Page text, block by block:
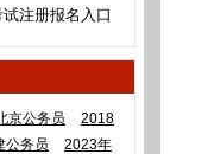
注册报名入口
京公务员
2018
公务员
2023年